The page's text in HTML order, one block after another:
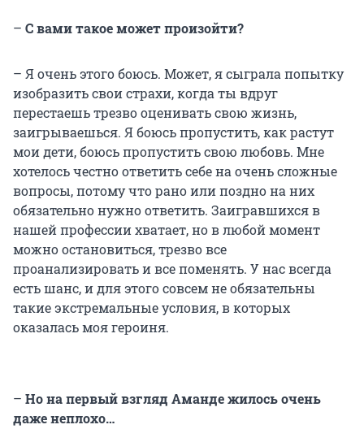
– С вами такое может произойти?
– Я очень этого боюсь. Может, я сыграла попытку
изобразить свои страхи, когда ты вдруг
перестаешь трезво оценивать свою жизнь,
заигрываешься. Я боюсь пропустить, как растут
мои дети, боюсь пропустить свою любовь. Мне
хотелось честно ответить себе на очень сложные
вопросы, потому что рано или поздно на них
обязательно нужно ответить. Заигравшихся в
нашей профессии хватает, но в любой момент
можно остановиться, трезво все
проанализировать и все поменять. У нас всегда
есть шанс, и для этого совсем не обязательны
такие экстремальные условия, в которых
оказалась моя героиня.
– Но на первый взгляд Аманде жилось очень
даже неплохо…